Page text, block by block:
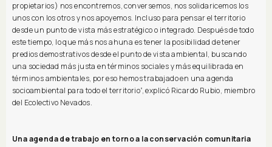
propietarios) nos encontremos, conversemos, nos solidaricemos los
unos con los otros y nos apoyemos. Incluso para pensar el territorio
desde un punto de vista más estratégico o integrado. Después de todo
este tiempo, lo que más nos ahuna es tener la posibilidad de tener
predios demostrativos desde el punto de vista ambiental, buscando
una sociedad más justa en términos sociales y más equilibrada en
términos ambientales, por eso hemos trabajado en una agenda
socioambiental para todo el territorio”, explicó Ricardo Rubio, miembro
del Ecolectivo Nevados.
Una agenda de trabajo en torno a la conservación comunitaria